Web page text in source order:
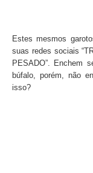
Estes mesmos
suas redes sociais
PESADO”. Enchem
búfalo, porém, não
isso?